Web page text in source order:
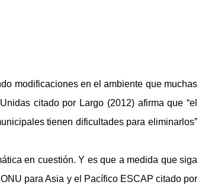
modificaciones en el ambiente que muchas
citado por Largo (2012) afirma que “el
tienen dificultades para eliminarlos”
en cuestión. Y es que a medida que siga
para Asia y el Pacífico ESCAP citado por